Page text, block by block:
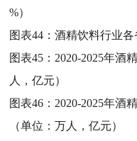
%）
图表44：酒精饮料行业各
图表45： 2020-2025年酒
人，亿元）
图表46： 2020-2025年酒
（单位：万人，亿元）